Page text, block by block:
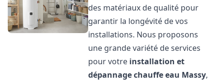
des matériaux de qualité pour
garantir la longévité de vos
installations. Nous proposons
une grande variété de services
pour votre installation et
dépannage chauffe eau Massy,